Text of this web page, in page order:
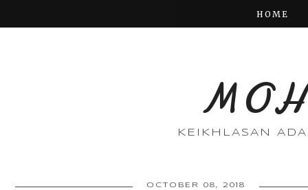
HOME
KEIKHLASAN
OCTOBER 08, 2018